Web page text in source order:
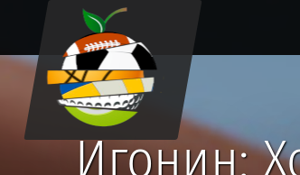
Игонин: